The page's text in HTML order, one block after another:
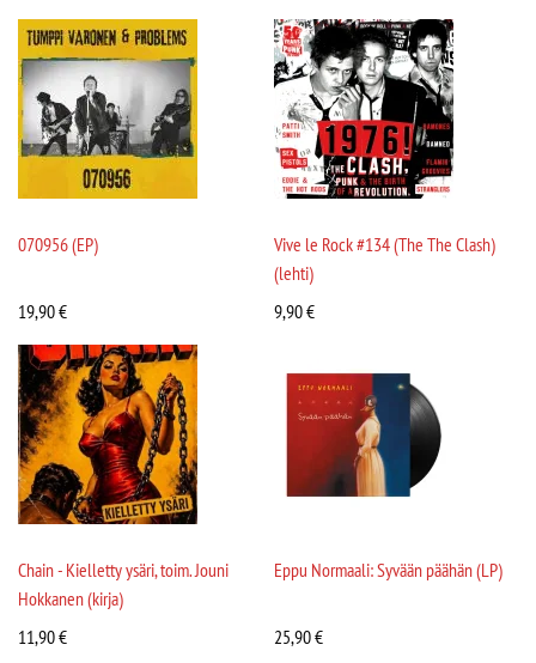
070956 (EP)
19,90€
Vive le Rock #134 (The The Clash)
(lehti)
9,90€
Chain - Kielletty ysäri, toim. Jouni
Hokkanen (kirja)
11,90€
Eppu Normaali: Syvään päähän (LP)
25,90€